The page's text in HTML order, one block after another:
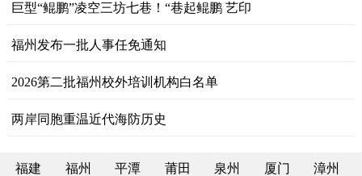
巨型“鲲鹏”凌空三坊七巷！“巷起鲲鹏 艺印
福州发布一批人事任免通知
2026第二批福州校外培训机构白名单
两岸同胞重温近代海防历史
福建 福州 平潭 莆田 泉州 厦门 漳州